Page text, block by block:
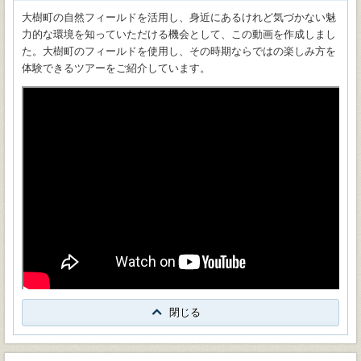
大樹町の自然フィールドを活用し、身近にあるけれど気づかない魅
力的な環境を知っていただける機会として、この動画を作成しまし
た。大樹町のフィールドを使用し、その時期ならではの楽しみ方を
体験できるツアーをご紹介しています。
閉じる